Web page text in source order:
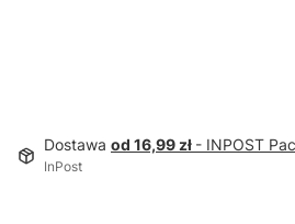
Dostawa od 16,99 zł - INPOST
InPost